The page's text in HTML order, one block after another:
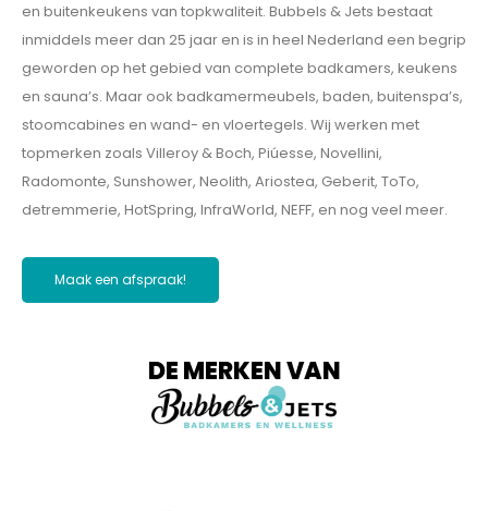
en buitenkeukens van topkwaliteit. Bubbels & Jets bestaat
inmiddels meer dan 25 jaar en is in heel Nederland een begrip
geworden op het gebied van complete badkamers, keukens
en sauna’s. Maar ook badkamermeubels, baden, buitenspa’s,
stoomcabines en wand- en vloertegels. Wij werken met
topmerken zoals Villeroy & Boch, Piúesse, Novellini,
Radomonte, Sunshower, Neolith, Ariostea, Geberit, ToTo,
detremmerie, HotSpring, InfraWorld, NEFF, en nog veel meer.
Maak een afspraak!
DE MERKEN VAN